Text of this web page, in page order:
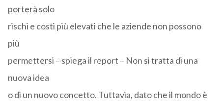
porterà solo
rischi e costi più elevati che le aziende non possono
più
permettersi – spiega il report – Non si tratta di una
nuova idea
o di un nuovo concetto. Tuttavia, dato che il mondo è